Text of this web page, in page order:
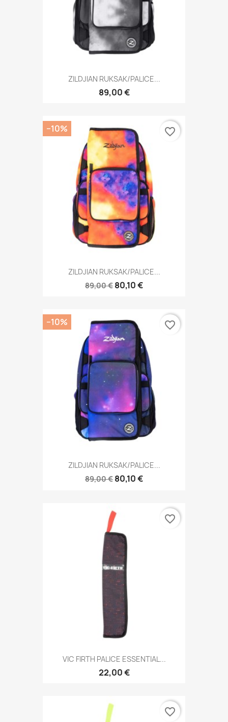
ZILDJIAN RUKSAK/PALICE...
89,00 €
ZILDJIAN RUKSAK/PALICE...
89,00 € 80,10 €
−10% favorite_border
ZILDJIAN RUKSAK/PALICE...
89,00 € 80,10 €
−10% favorite_border
VIC FIRTH PALICE ESSENTIAL...
22,00 €
favorite_border
favorite_border